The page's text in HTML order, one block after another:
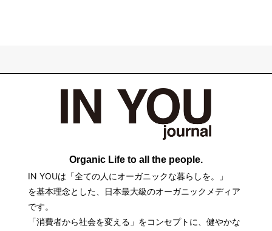
Organic Life to all the people.
IN YOUは「全ての人にオーガニックな暮らしを。」
を基本理念とした、日本最大級のオーガニックメディア
です。
「消費者から社会を変える」をコンセプトに、健やかな